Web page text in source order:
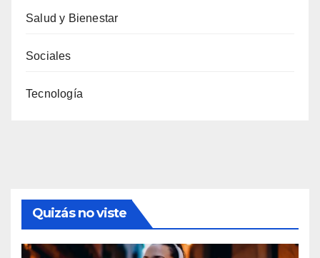
Salud y Bienestar
Sociales
Tecnología
Quizás no viste